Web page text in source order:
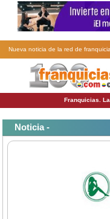
Nueva noticia de la red de
Franquicias.
Noticia -